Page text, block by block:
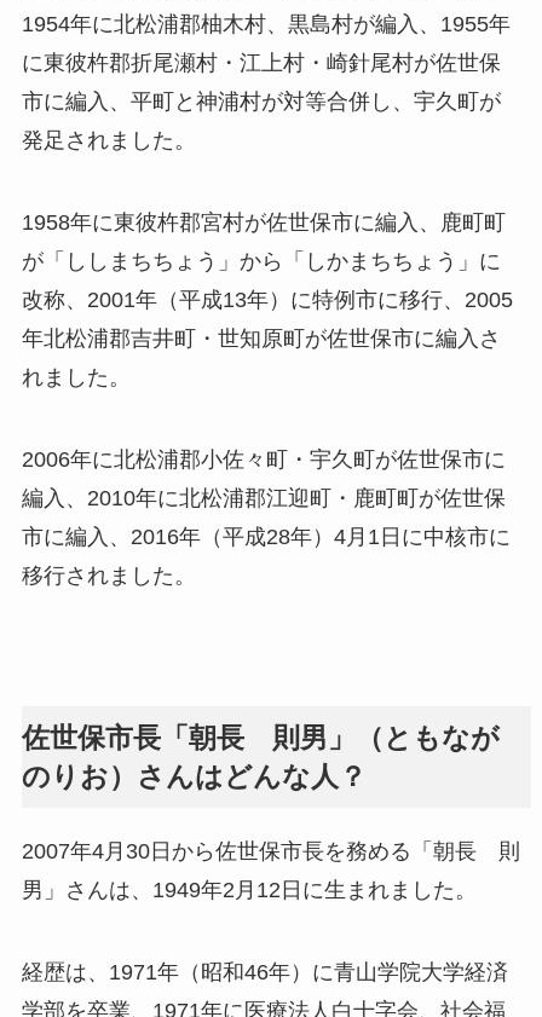
1954年に北松浦郡柚木村、黒島村が編入、1955年
に東彼杵郡折尾瀬村・江上村・崎針尾村が佐世保
市に編入、平町と神浦村が対等合併し、宇久町が
発足されました。
1958年に東彼杵郡宮村が佐世保市に編入、鹿町町
が「ししまちちょう」から「しかまちちょう」に
改称、2001年（平成13年）に特例市に移行、2005
年北松浦郡吉井町・世知原町が佐世保市に編入さ
れました。
2006年に北松浦郡小佐々町・宇久町が佐世保市に
編入、2010年に北松浦郡江迎町・鹿町町が佐世保
市に編入、2016年（平成28年）4月1日に中核市に
移行されました。
佐世保市長「朝長 則男」（ともなが
のりお）さんはどんな人？
2007年4月30日から佐世保市長を務める「朝長 則
男」さんは、1949年2月12日に生まれました。
経歴は、1971年（昭和46年）に青山学院大学経済
学部を卒業、1971年に医療法人白十字会、社会福